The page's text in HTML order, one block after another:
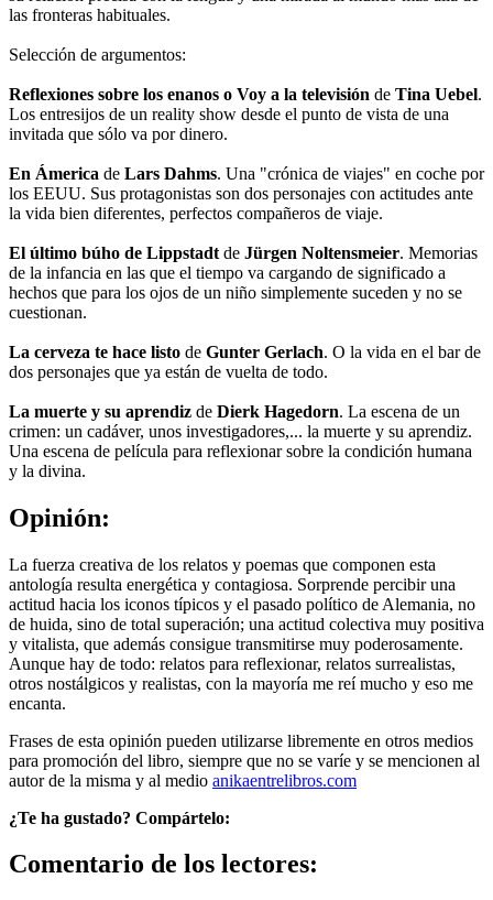
las fronteras habituales.
Selección de argumentos:
Reflexiones sobre los enanos o Voy a la televisión de Tina Uebel.
Los entresijos de un reality show desde el punto de vista de una
invitada que sólo va por dinero.
En Ámerica de Lars Dahms. Una "crónica de viajes" en coche por
los EEUU. Sus protagonistas son dos personajes con actitudes ante
la vida bien diferentes, perfectos compañeros de viaje.
El último búho de Lippstadt de Jürgen Noltensmeier. Memorias
de la infancia en las que el tiempo va cargando de significado a
hechos que para los ojos de un niño simplemente suceden y no se
cuestionan.
La cerveza te hace listo de Gunter Gerlach. O la vida en el bar de
dos personajes que ya están de vuelta de todo.
La muerte y su aprendiz de Dierk Hagedorn. La escena de un
crimen: un cadáver, unos investigadores,... la muerte y su aprendiz.
Una escena de película para reflexionar sobre la condición humana
y la divina.
Opinión:
La fuerza creativa de los relatos y poemas que componen esta
antología resulta energética y contagiosa. Sorprende percibir una
actitud hacia los iconos típicos y el pasado político de Alemania, no
de huida, sino de total superación; una actitud colectiva muy positiva
y vitalista, que además consigue transmitirse muy poderosamente.
Aunque hay de todo: relatos para reflexionar, relatos surrealistas,
otros nostálgicos y realistas, con la mayoría me reí mucho y eso me
encanta.
Frases de esta opinión pueden utilizarse libremente en otros medios
para promoción del libro, siempre que no se varíe y se mencionen al
autor de la misma y al medio anikaentrelibros.com
¿Te ha gustado? Compártelo:
Comentario de los lectores: